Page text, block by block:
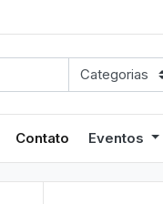
Contato Eventos